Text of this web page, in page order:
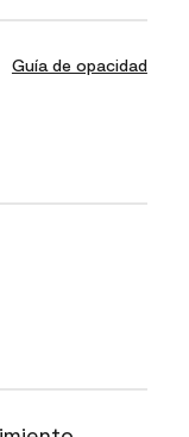
Guía de opacidad